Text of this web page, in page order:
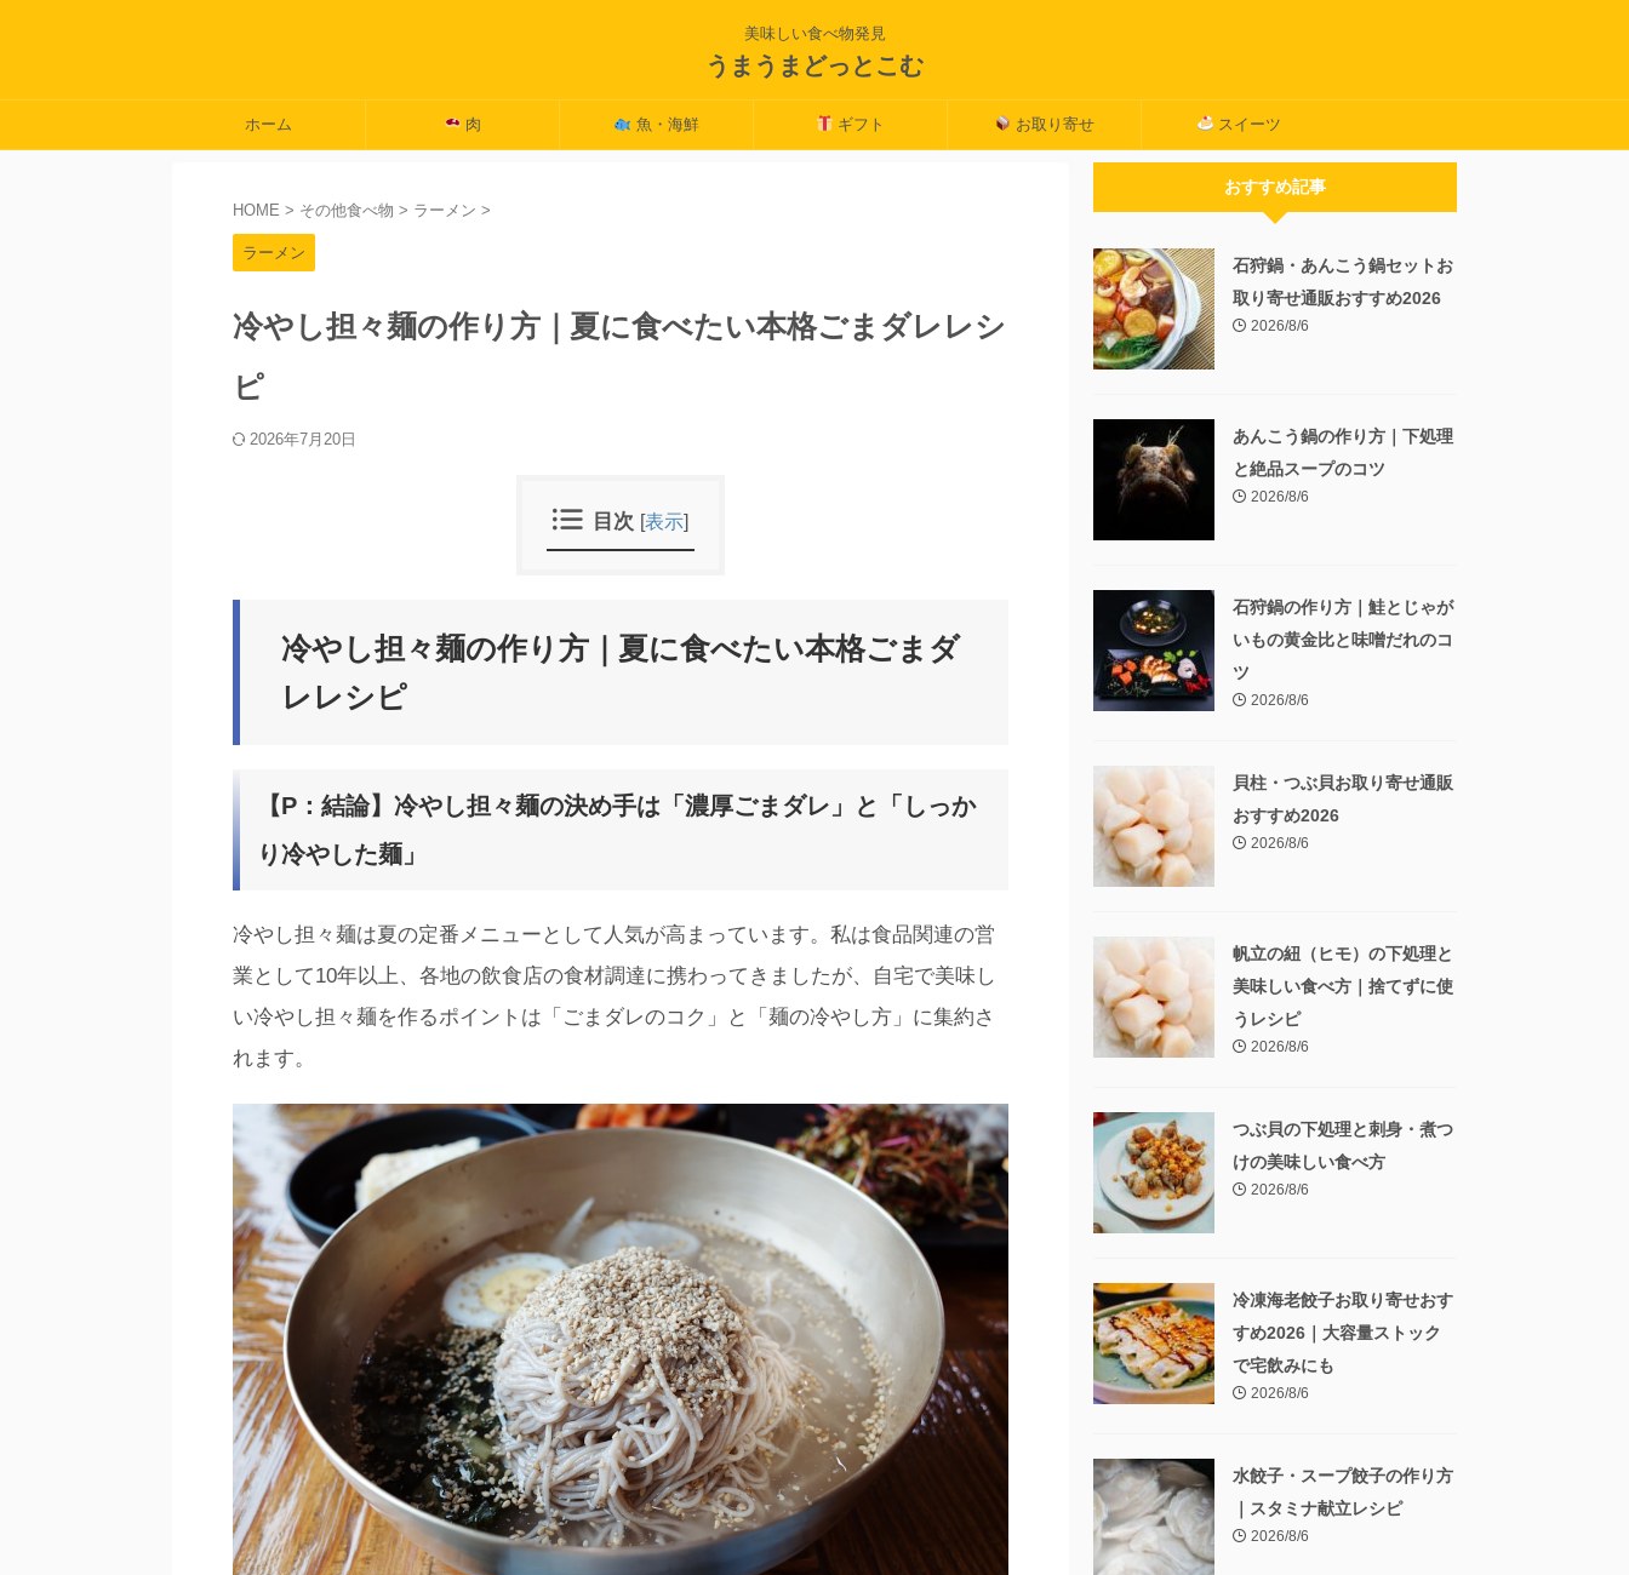
美味しい食べ物発見
うまうまどっとこむ
ホーム 肉 魚・海鮮 ギフト お取り寄せ スイーツ
HOME > その他食べ物 > ラーメン >
ラーメン
冷やし担々麺の作り方｜夏に食べたい本格ごまダレレシ
ピ
2026年7月20日
目次 [表示]
冷やし担々麺の作り方｜夏に食べたい本格ごまダ
レレシピ
【P：結論】冷やし担々麺の決め手は「濃厚ごまダレ」と「しっか
り冷やした麺」
冷やし担々麺は夏の定番メニューとして人気が高まっています。私は食品関連の営
業として10年以上、各地の飲食店の食材調達に携わってきましたが、自宅で美味し
い冷やし担々麺を作るポイントは「ごまダレのコク」と「麺の冷やし方」に集約さ
れます。
おすすめ記事
石狩鍋・あんこう鍋セットお
取り寄せ通販おすすめ2026
2026/8/6
あんこう鍋の作り方｜下処理
と絶品スープのコツ
2026/8/6
石狩鍋の作り方｜鮭とじゃが
いもの黄金比と味噌だれのコ
ツ
2026/8/6
貝柱・つぶ貝お取り寄せ通販
おすすめ2026
2026/8/6
帆立の紐（ヒモ）の下処理と
美味しい食べ方｜捨てずに使
うレシピ
2026/8/6
つぶ貝の下処理と刺身・煮つ
けの美味しい食べ方
2026/8/6
冷凍海老餃子お取り寄せおす
すめ2026｜大容量ストック
で宅飲みにも
2026/8/6
水餃子・スープ餃子の作り方
｜スタミナ献立レシピ
2026/8/6